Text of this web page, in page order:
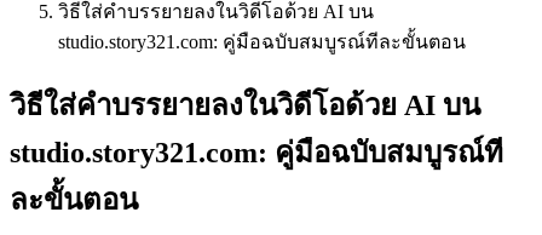
วิธีใส่คำบรรยายลงในวิดีโอด้วย AI บน
studio.story321.com: คู่มือฉบับสมบูรณ์ทีละขั้นตอน
วิธีใส่คำบรรยายลงในวิดีโอด้วย AI บน
studio.story321.com: คู่มือฉบับสมบูรณ์ที
ละขั้นตอน